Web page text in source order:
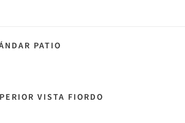
PATIO
VISTA FIORDO